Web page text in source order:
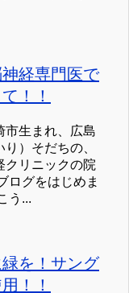
経専門医で
！！
市生まれ、広島
）そだちの、
クリニックの院
ログをはじめま
う...
を！サング
！！